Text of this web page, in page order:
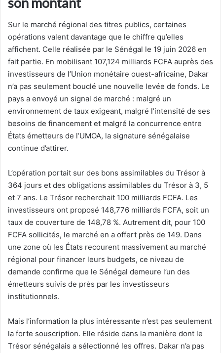
Sur le marché régional des titres publics, certaines
opérations valent davantage que le chiffre qu’elles
affichent. Celle réalisée par le Sénégal le 19 juin 2026 en
fait partie. En mobilisant 107,124 milliards FCFA auprès des
investisseurs de l’Union monétaire ouest-africaine, Dakar
n’a pas seulement bouclé une nouvelle levée de fonds. Le
pays a envoyé un signal de marché : malgré un
environnement de taux exigeant, malgré l’intensité de ses
besoins de financement et malgré la concurrence entre
États émetteurs de l’UMOA, la signature sénégalaise
continue d’attirer.
L’opération portait sur des bons assimilables du Trésor à
364 jours et des obligations assimilables du Trésor à 3, 5
et 7 ans. Le Trésor recherchait 100 milliards FCFA. Les
investisseurs ont proposé 148,776 milliards FCFA, soit un
taux de couverture de 148,78 %. Autrement dit, pour 100
FCFA sollicités, le marché en a offert près de 149. Dans
une zone où les États recourent massivement au marché
régional pour financer leurs budgets, ce niveau de
demande confirme que le Sénégal demeure l’un des
émetteurs suivis de près par les investisseurs
institutionnels.
Mais l’information la plus intéressante n’est pas seulement
la forte souscription. Elle réside dans la manière dont le
Trésor sénégalais a sélectionné les offres. Dakar n’a pas